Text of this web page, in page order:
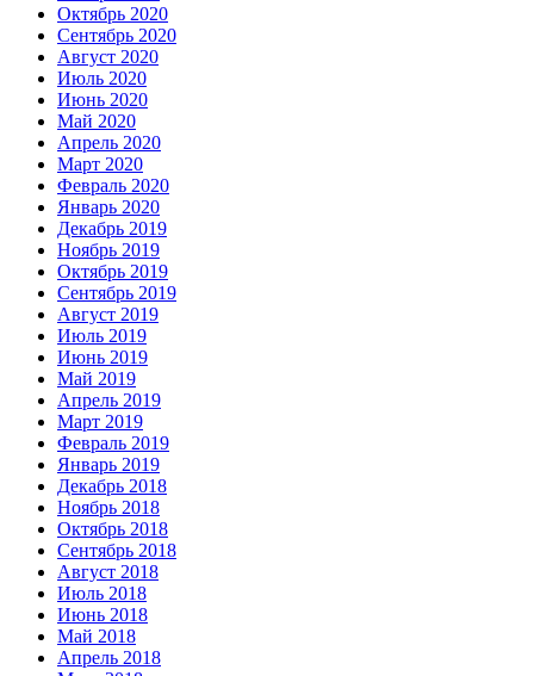
Октябрь 2020
Сентябрь 2020
Август 2020
Июль 2020
Июнь 2020
Май 2020
Апрель 2020
Март 2020
Февраль 2020
Январь 2020
Декабрь 2019
Ноябрь 2019
Октябрь 2019
Сентябрь 2019
Август 2019
Июль 2019
Июнь 2019
Май 2019
Апрель 2019
Март 2019
Февраль 2019
Январь 2019
Декабрь 2018
Ноябрь 2018
Октябрь 2018
Сентябрь 2018
Август 2018
Июль 2018
Июнь 2018
Май 2018
Апрель 2018